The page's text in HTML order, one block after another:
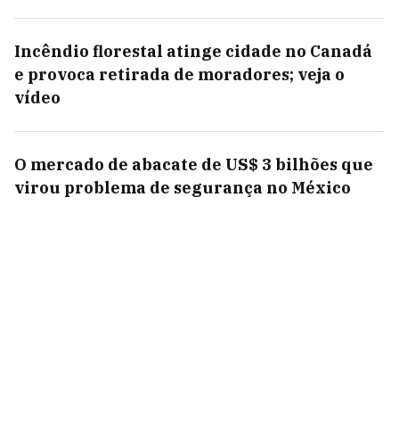
Incêndio florestal atinge cidade no Canadá
e provoca retirada de moradores; veja o
vídeo
O mercado de abacate de US$ 3 bilhões que
virou problema de segurança no México